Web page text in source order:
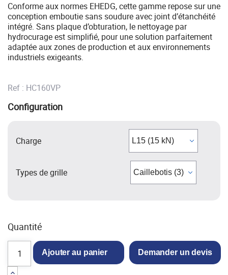
Conforme aux normes EHEDG, cette gamme repose sur une
conception emboutie sans soudure avec joint d’étanchéité
intégré. Sans plaque d’obturation, le nettoyage par
hydrocurage est simplifié, pour une solution parfaitement
adaptée aux zones de production et aux environnements
industriels exigeants.
Ref : HC160VP
Configuration
Charge
Types de grille
Quantité
Ajouter au panier Demander un devis